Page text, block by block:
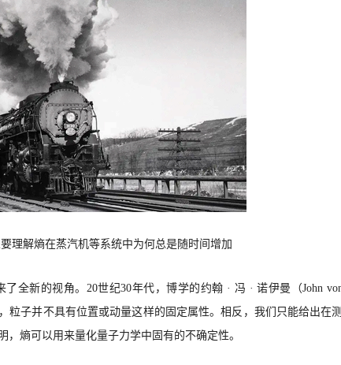
理解熵在蒸汽机等系统中为何总是随时间增加
全新的视角。20世纪30年代，博学的约翰 · 冯 · 诺伊曼（John
粒子并不具有位置或动量这样的固定属性。相反，我们只能给出在测
熵可以用来量化量子力学中固有的不确定性。